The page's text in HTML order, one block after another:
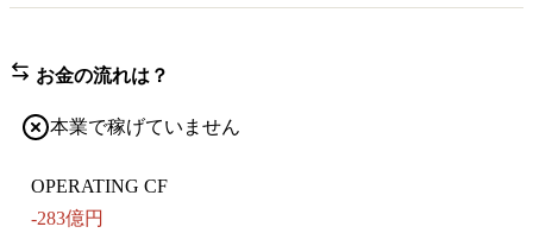
お金の流れは？
本業で稼げていません
OPERATING CF
-283億円